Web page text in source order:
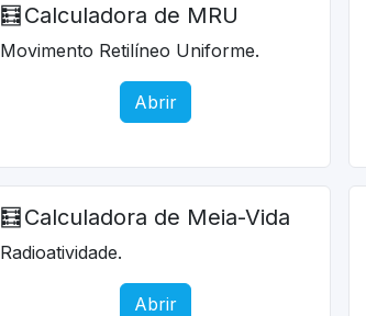
🧮 Calculadora de MRU
Movimento Retilíneo Uniforme.
Abrir
🧮 Calculadora de Meia-Vida
Radioatividade.
Abrir